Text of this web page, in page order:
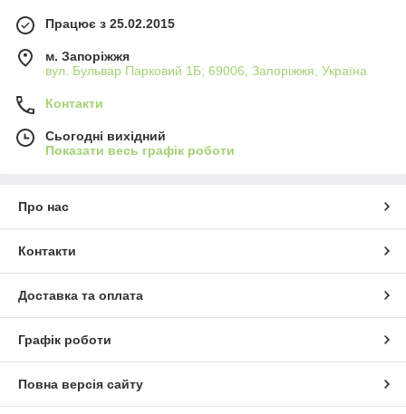
Працює з 25.02.2015
м. Запоріжжя
вул. Бульвар Парковий 1Б; 69006, Запоріжжя, Україна
Контакти
Сьогодні вихідний
Показати весь графік роботи
Про нас
Контакти
Доставка та оплата
Графік роботи
Повна версія сайту